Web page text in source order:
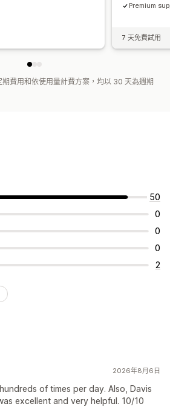
Premium
7 天免費試用
費用和依使用量計費方案，均以 30 天為週期
50
0
0
0
2
2026年8月6日
of times per day. Also, Davis
excellent and very helpful. 10/10